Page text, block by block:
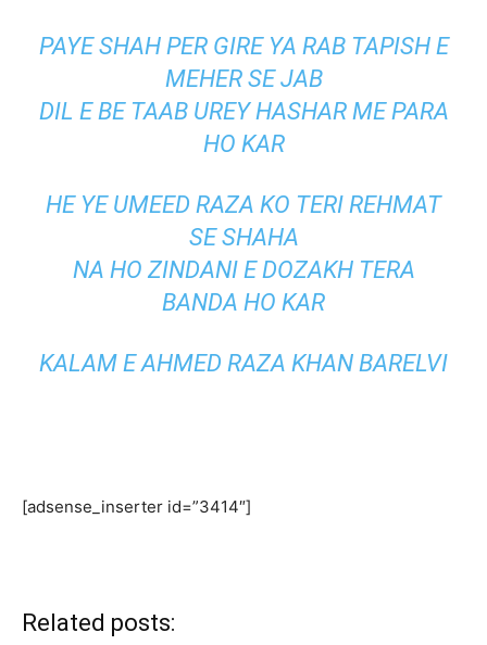
PAYE SHAH PER GIRE YA RAB TAPISH E
MEHER SE JAB
DIL E BE TAAB UREY HASHAR ME PARA
HO KAR
HE YE UMEED RAZA KO TERI REHMAT
SE SHAHA
NA HO ZINDANI E DOZAKH TERA
BANDA HO KAR
KALAM E AHMED RAZA KHAN BARELVI
[adsense_inserter id=”3414″]
Related posts: